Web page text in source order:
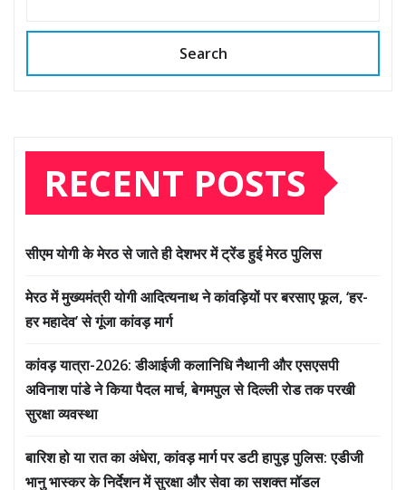
Search
RECENT POSTS
सीएम योगी के मेरठ से जाते ही देशभर में ट्रेंड हुई मेरठ पुलिस
मेरठ में मुख्यमंत्री योगी आदित्यनाथ ने कांवड़ियों पर बरसाए फूल, ‘हर-
हर महादेव’ से गूंजा कांवड़ मार्ग
कांवड़ यात्रा-2026: डीआईजी कलानिधि नैथानी और एसएसपी
अविनाश पांडे ने किया पैदल मार्च, बेगमपुल से दिल्ली रोड तक परखी
सुरक्षा व्यवस्था
बारिश हो या रात का अंधेरा, कांवड़ मार्ग पर डटी हापुड़ पुलिस: एडीजी
भानु भास्कर के निर्देशन में सुरक्षा और सेवा का सशक्त मॉडल